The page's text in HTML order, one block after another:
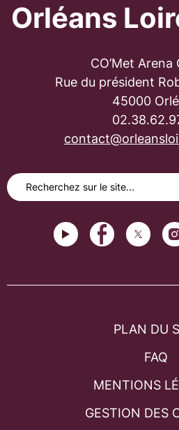
Orléans
CO’Met Arena
Rue du président
45000
PLAN DU
FAQ
MENTIONS
GESTION DES